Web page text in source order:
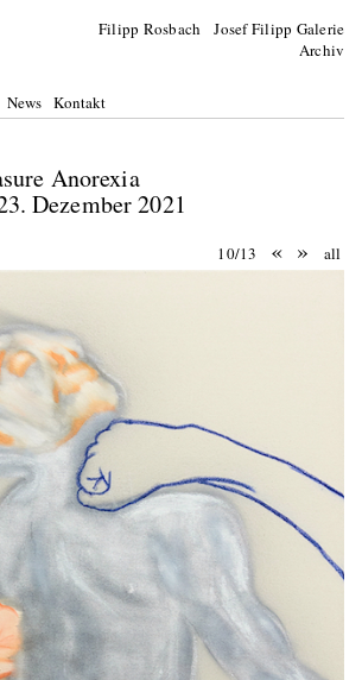
Filipp Rosbach Josef Filipp Galerie
Archiv
News Kontakt
Anorexia
Dezember 2021
10/13 « » all